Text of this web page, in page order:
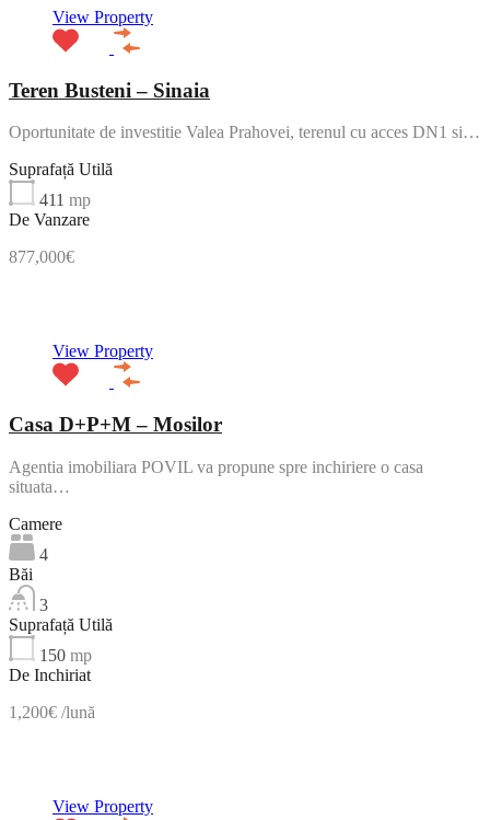
View Property
Teren Busteni – Sinaia
Oportunitate de investitie Valea Prahovei, terenul cu acces DN1 si…
Suprafață Utilă
411 mp
De Vanzare
877,000€
View Property
Casa D+P+M – Mosilor
Agentia imobiliara POVIL va propune spre inchiriere o casa
situata…
Camere
4
Băi
3
Suprafață Utilă
150 mp
De Inchiriat
1,200€ /lună
View Property